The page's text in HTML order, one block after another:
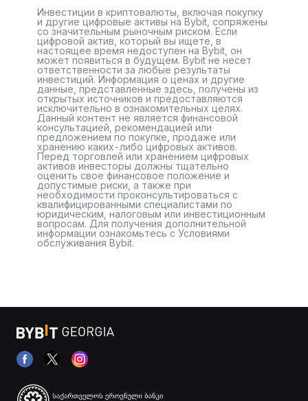
Инвестиции в криптовалюты, включая покупку
и другие цифровые активы на Bybit, сопряжены
со значительным рыночным риском. Если
цифровой актив, который вы ищете, в
настоящее время недоступен на Bybit, он
может появиться в будущем. Bybit не несет
ответственности за любые результаты
инвестиций. Информация о ценах и другие
данные, представленные здесь, получены из
открытых источников и предоставляются
исключительно в ознакомительных целях.
Данный контент не является финансовой
консультацией, рекомендацией или
предложением по покупке, продаже или
хранению каких-либо цифровых активов.
Перед торговлей или хранением цифровых
активов инвесторы должны тщательно
оценить свое финансовое положение и
допустимые риски, а также при
необходимости проконсультироваться с
квалифицированными специалистами по
юридическим, налоговым или инвестиционным
вопросам. Для получения дополнительной
информации ознакомьтесь с Условиями
обслуживания Bybit.